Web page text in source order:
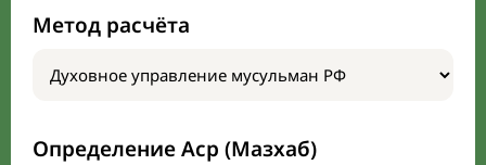
Метод расчёта
Определение Аср (Мазхаб)